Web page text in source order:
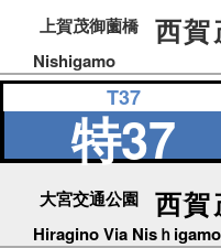
上賀茂御薗橋 西賀
Nishigamo
T37
特37
大宮交通公園 西賀
Hiragino Via Nisｈigamo